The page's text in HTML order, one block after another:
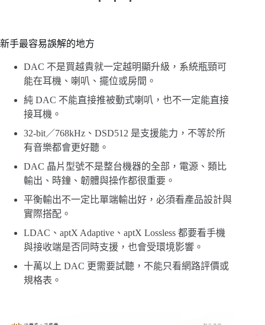
新手最容易誤解的地方
DAC 不是買越貴就一定越明顯升級，系統瓶頸可
能在耳機、喇叭、擺位或房間。
純 DAC 不能直接推被動式喇叭，也不一定能直接
接耳機。
32-bit／768kHz、DSD512 是支援能力，不等於所
有音樂都會更好聽。
DAC 晶片型號不是整台機器的全部，電源、類比
輸出、時鐘、韌體與操作都很重要。
平衡輸出不一定比單端輸出好，必須看產品設計與
實際搭配。
LDAC、aptX Adaptive、aptX Lossless 都要看手機
與接收端是否同時支援，也會受環境影響。
十萬以上 DAC 更需要試聽，不能只看網路評價或
規格表。